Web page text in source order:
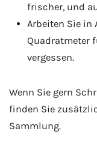
frischer, und
Arbeiten Sie in
Quadratmeter
vergessen.
Wenn Sie gern
finden Sie
Sammlung.